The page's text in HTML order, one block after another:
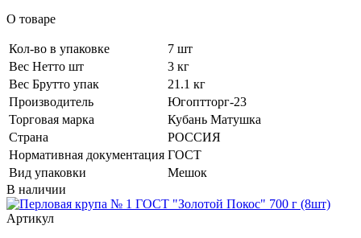
О товаре
Кол-во в упаковке
7 шт
Вес Нетто шт
3 кг
Вес Брутто упак
21.1 кг
Производитель
Югоптторг-23
Торговая марка
Кубань Матушка
Страна
РОССИЯ
Нормативная документация ГОСТ
Вид упаковки
Мешок
В наличии
Артикул